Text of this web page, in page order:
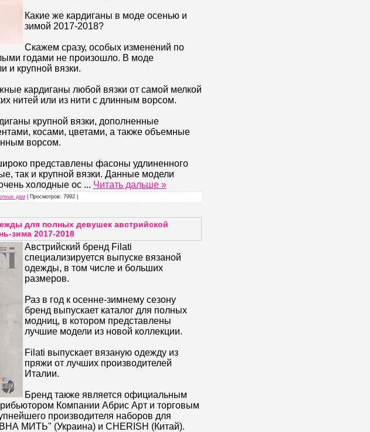
Какие же кардиганы в моде осенью и
зимой 2017-2018?
Скажем сразу, особых изменений по
годами не произошло. В моде
и крупной вязки.
кардиганы любой вязки от самой мелкой
нитей или из нити с длинным ворсом.
крупной вязки, дополненные
косами, цветами, а также объемные
ворсом.
представлены фасоны удлиненного
так и крупной вязки. Данные модели
холодные ос ... Читать дальше »
дам| Просмотров: 7992 |
для полных девушек австрийской
зима 2017-2018
Австрийский бренд Filati
специализируется выпуске вязаной
одежды, в том числе и больших
размеров.
Раз в год к осенне-зимнему сезону
бренд выпускает каталог для полных
модниц, в котором представлены
лучшие модели из новой коллекции.
Filati выпускает вязаную одежду из
пряжи от лучших производителей
Италии.
Бренд также является официальным
Компании Абрис Арт и торговым
производителя наборов для
МИТЬ" (Украина) и CHERISH (Китай).